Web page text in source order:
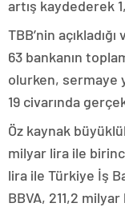
artış kaydederek
TBB’nin
63 bankanın
olurken, sermaye
19 civarında
Öz kaynak
milyar lira ile
lira ile Türkiye İş
BBVA, 211,2